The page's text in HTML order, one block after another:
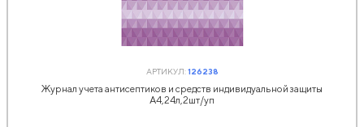
АРТИКУЛ:126238
Журнал учета антисептиков и средств индивидуальной защиты
А4,24л,2шт/уп